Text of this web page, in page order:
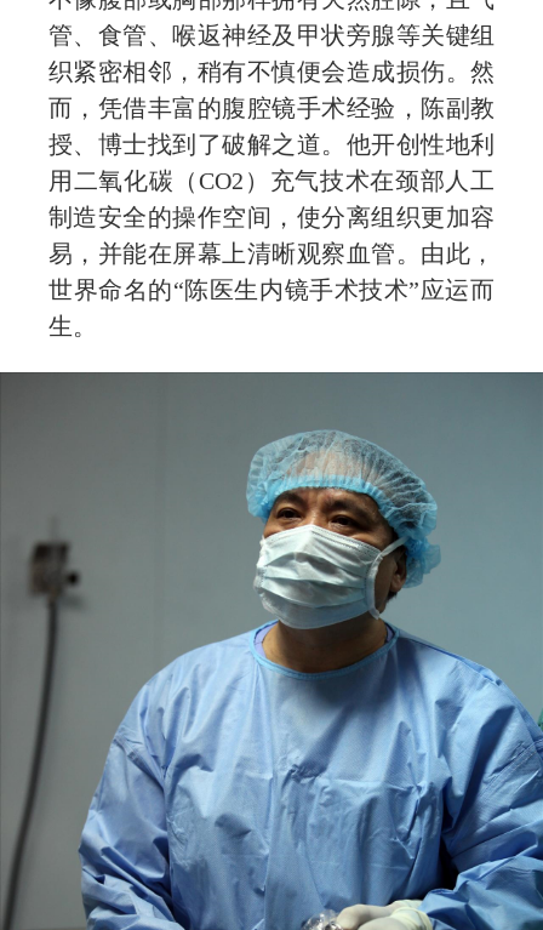
管、食管、喉返神经及甲状旁腺等关键组
织紧密相邻，稍有不慎便会造成损伤。然
而，凭借丰富的腹腔镜手术经验，陈副教
授、博士找到了破解之道。他开创性地利
用二氧化碳（CO2）充气技术在颈部人工
制造安全的操作空间，使分离组织更加容
易，并能在屏幕上清晰观察血管。由此，
世界命名的“陈医生内镜手术技术”应运而
生。